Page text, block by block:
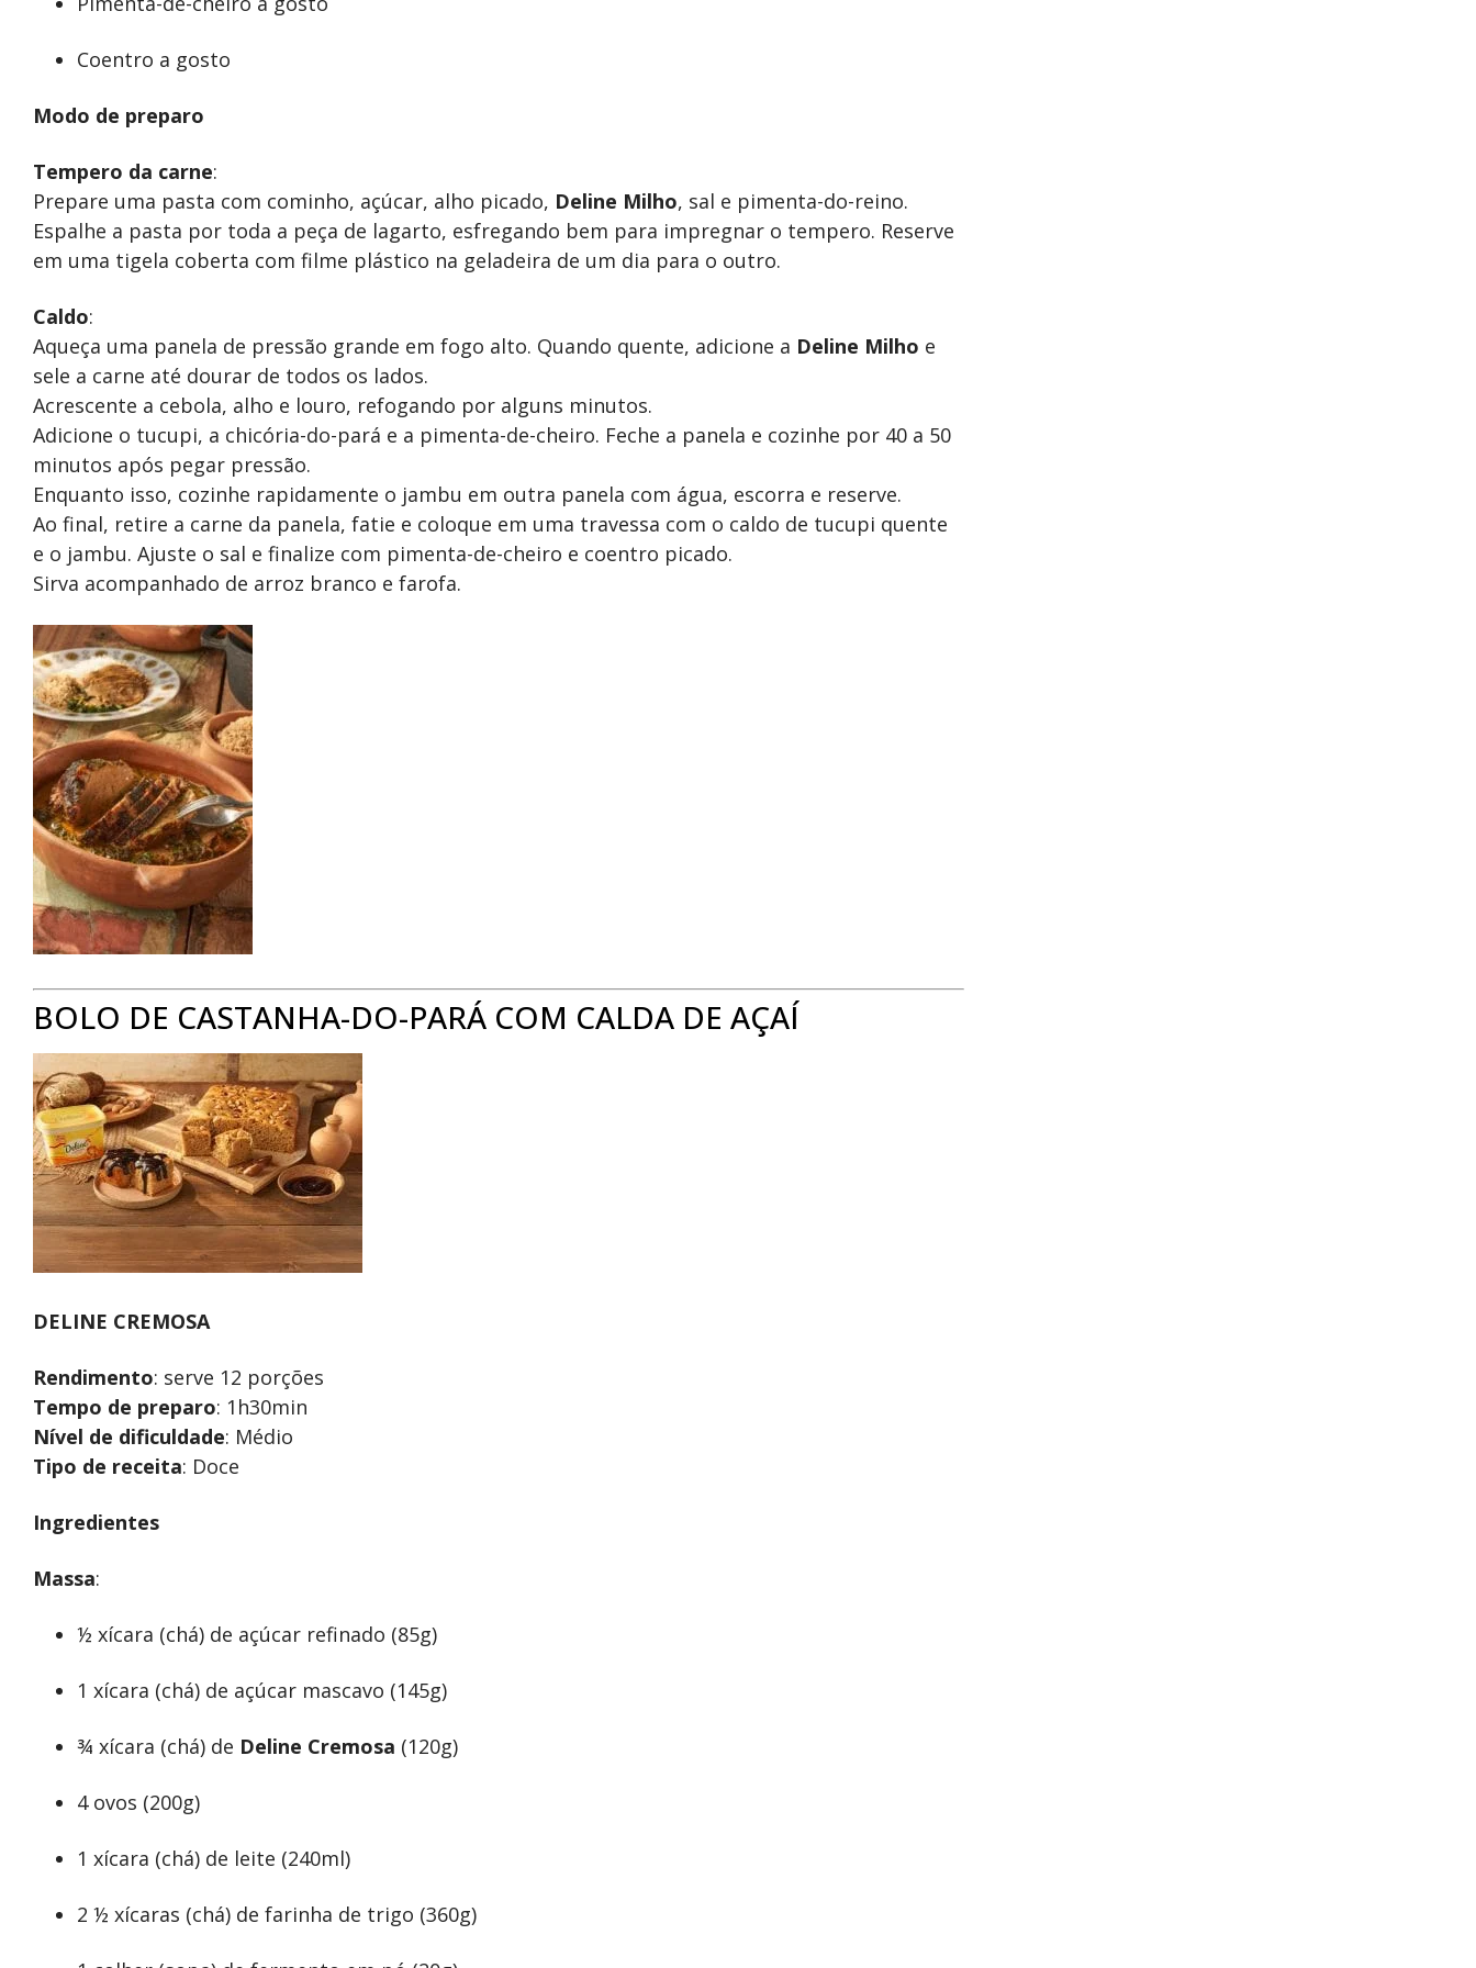
Coentro a gosto
Modo de preparo
Tempero da carne:
Prepare uma pasta com cominho, açúcar, alho picado, Deline Milho, sal e pimenta-do-reino.
Espalhe a pasta por toda a peça de lagarto, esfregando bem para impregnar o tempero. Reserve
em uma tigela coberta com filme plástico na geladeira de um dia para o outro.
Caldo:
Aqueça uma panela de pressão grande em fogo alto. Quando quente, adicione a Deline Milho e
sele a carne até dourar de todos os lados.
Acrescente a cebola, alho e louro, refogando por alguns minutos.
Adicione o tucupi, a chicória-do-pará e a pimenta-de-cheiro. Feche a panela e cozinhe por 40 a 50
minutos após pegar pressão.
Enquanto isso, cozinhe rapidamente o jambu em outra panela com água, escorra e reserve.
Ao final, retire a carne da panela, fatie e coloque em uma travessa com o caldo de tucupi quente
e o jambu. Ajuste o sal e finalize com pimenta-de-cheiro e coentro picado.
Sirva acompanhado de arroz branco e farofa.
BOLO DE CASTANHA-DO-PARÁ COM CALDA DE AÇAÍ
DELINE CREMOSA
Rendimento: serve 12 porções
Tempo de preparo: 1h30min
Nível de dificuldade: Médio
Tipo de receita: Doce
Ingredientes
Massa:
½ xícara (chá) de açúcar refinado (85g)
1 xícara (chá) de açúcar mascavo (145g)
¾ xícara (chá) de Deline Cremosa (120g)
4 ovos (200g)
1 xícara (chá) de leite (240ml)
2 ½ xícaras (chá) de farinha de trigo (360g)